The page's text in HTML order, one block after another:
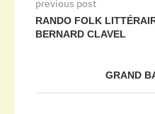
previous post
RANDO FOLK
BERNARD CLAVEL
GRAND